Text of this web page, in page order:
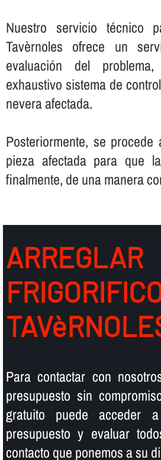
Nuestro servicio técnico
Tavèrnoles ofrece un
evaluación del
exhaustivo sistema de
nevera afectada.
Posteriormente, se
pieza afectada para que
finalmente, de una manera
ARREGLAR
Para contactar con
presupuesto sin
gratuito puede acceder
presupuesto y evaluar
contacto que ponemos a su